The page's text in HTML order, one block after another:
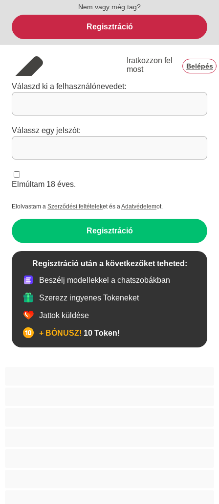
Nem vagy még tag?
Regisztráció
Iratkozzon fel
most
Belépés
Válaszd ki a felhasználónevedet:
Válassz egy jelszót:
Elmúltam 18 éves.
Elolvastam a Szerződési feltételeket és aAdatvédelemot.
Regisztráció
Regisztráció után a következőket teheted:
Beszélj modellekkel a chatszobákban
Szerezz ingyenes Tokeneket
Jattok küldése
+ BÓNUSZ! 10 Token!